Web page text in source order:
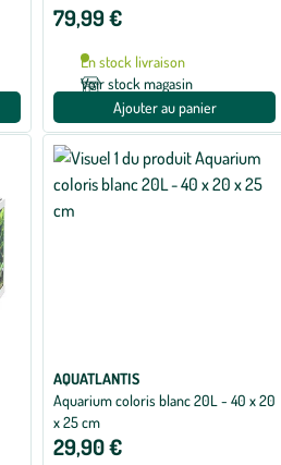
sur
79,99 €
En stock livraison
Voir stock magasin
Ajouter au panier
AQUATLANTIS
Aquarium coloris blanc 20L - 40 x 20
x 25 cm
29,90 €